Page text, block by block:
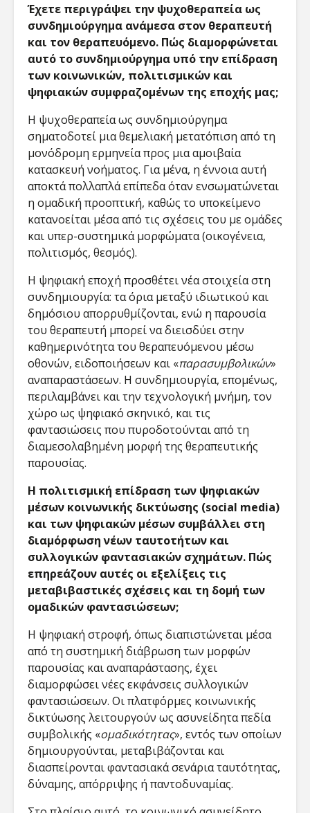
Έχετε περιγράψει την ψυχοθεραπεία ως
συνδημιούργημα ανάμεσα στον θεραπευτή
και τον θεραπευόμενο. Πώς διαμορφώνεται
αυτό το συνδημιούργημα υπό την επίδραση
των κοινωνικών, πολιτισμικών και
ψηφιακών συμφραζομένων της εποχής μας;
Η ψυχοθεραπεία ως συνδημιούργημα
σηματοδοτεί μια θεμελιακή μετατόπιση από τη
μονόδρομη ερμηνεία προς μια αμοιβαία
κατασκευή νοήματος. Για μένα, η έννοια αυτή
αποκτά πολλαπλά επίπεδα όταν ενσωματώνεται
η ομαδική προοπτική, καθώς το υποκείμενο
κατανοείται μέσα από τις σχέσεις του με ομάδες
και υπερ-συστημικά μορφώματα (οικογένεια,
πολιτισμός, θεσμός)​.
Η ψηφιακή εποχή προσθέτει νέα στοιχεία στη
συνδημιουργία: τα όρια μεταξύ ιδιωτικού και
δημόσιου απορρυθμίζονται, ενώ η παρουσία
του θεραπευτή μπορεί να διεισδύει στην
καθημερινότητα του θεραπευόμενου μέσω
οθονών, ειδοποιήσεων και «παρασυμβολικών»
αναπαραστάσεων. Η συνδημιουργία, επομένως,
περιλαμβάνει και την τεχνολογική μνήμη, τον
χώρο ως ψηφιακό σκηνικό, και τις
φαντασιώσεις που πυροδοτούνται από τη
διαμεσολαβημένη μορφή της θεραπευτικής
παρουσίας.
Η πολιτισμική επίδραση των ψηφιακών
μέσων κοινωνικής δικτύωσης (social media)
και των ψηφιακών μέσων συμβάλλει στη
διαμόρφωση νέων ταυτοτήτων και
συλλογικών φαντασιακών σχημάτων. Πώς
επηρεάζουν αυτές οι εξελίξεις τις
μεταβιβαστικές σχέσεις και τη δομή των
ομαδικών φαντασιώσεων;
Η ψηφιακή στροφή, όπως διαπιστώνεται μέσα
από τη συστημική διάβρωση των μορφών
παρουσίας και αναπαράστασης, έχει
διαμορφώσει νέες εκφάνσεις συλλογικών
φαντασιώσεων. Οι πλατφόρμες κοινωνικής
δικτύωσης λειτουργούν ως ασυνείδητα πεδία
συμβολικής «ομαδικότητας», εντός των οποίων
δημιουργούνται, μεταβιβάζονται και
διασπείρονται φαντασιακά σενάρια ταυτότητας,
δύναμης, απόρριψης ή παντοδυναμίας.